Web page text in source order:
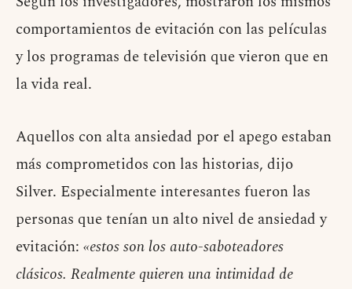
comportamientos de evitación con las películas
y los programas de televisión que vieron que en
la vida real.
Aquellos con alta ansiedad por el apego estaban
más comprometidos con las historias, dijo
Silver. Especialmente interesantes fueron las
personas que tenían un alto nivel de ansiedad y
evitación: «estos son los auto-saboteadores
clásicos. Realmente quieren una intimidad de